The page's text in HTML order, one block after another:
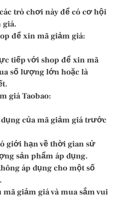
trò chơi này để có cơ hội
giá.
để xin mã giảm giá:
tiếp với shop để xin mã
số lượng lớn hoặc là
giá Taobao:
của mã giảm giá trước
giới hạn về thời gian sử
sản phẩm áp dụng.
áp dụng cho một số
giảm giá và mua sắm vui